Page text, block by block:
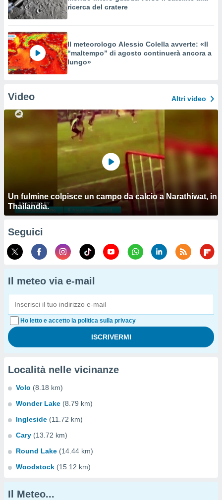
ricerca del cratere
Il meteorologo Alessio Colella avverte: «Il
“maltempo” di agosto continuerà ancora a
lungo»
Video Altri video
Un fulmine colpisce un campo da calcio a Narathiwat, in
Thailandia.
Seguici
Il meteo via e-mail
Ho letto e accetto la politica sulla privacy
Località nelle vicinanze
Volo (8.18 km)
Wonder Lake (8.79 km)
Ingleside (11.72 km)
Cary (13.72 km)
Round Lake (14.44 km)
Woodstock (15.12 km)
Il Meteo...